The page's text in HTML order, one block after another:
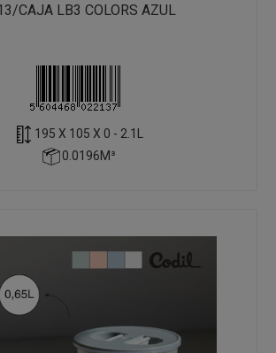
CAJA LB3 COLORS AZUL
195 X 105 X 0 - 2.1L
0.0196M³